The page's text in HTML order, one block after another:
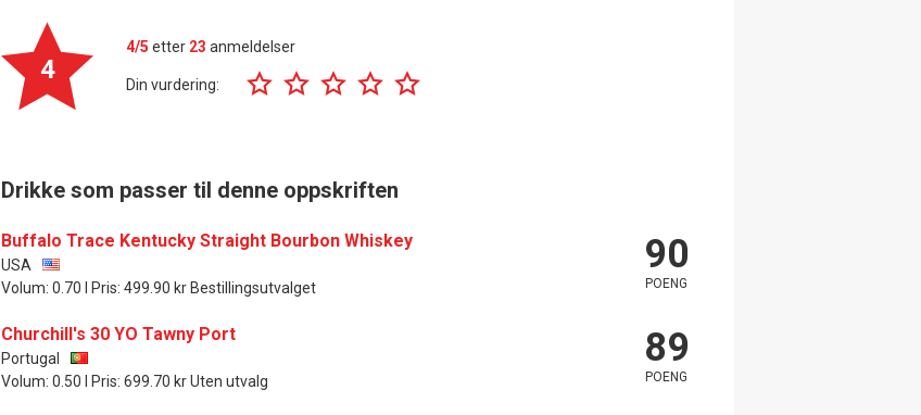
4
4/5 etter 23 anmeldelser
Din vurdering:
Drikke som passer til denne oppskriften
Buffalo Trace Kentucky Straight Bourbon Whiskey
USA
Volum: 0.70 l Pris: 499.90 kr Bestillingsutvalget
90
POENG
Churchill's 30 YO Tawny Port
Portugal
Volum: 0.50 l Pris: 699.70 kr Uten utvalg
89
POENG